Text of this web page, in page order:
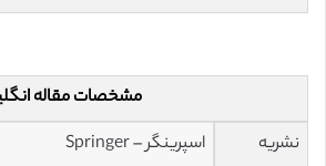
مشخصات مقاله
نشریه
اسپرینگر – Springer